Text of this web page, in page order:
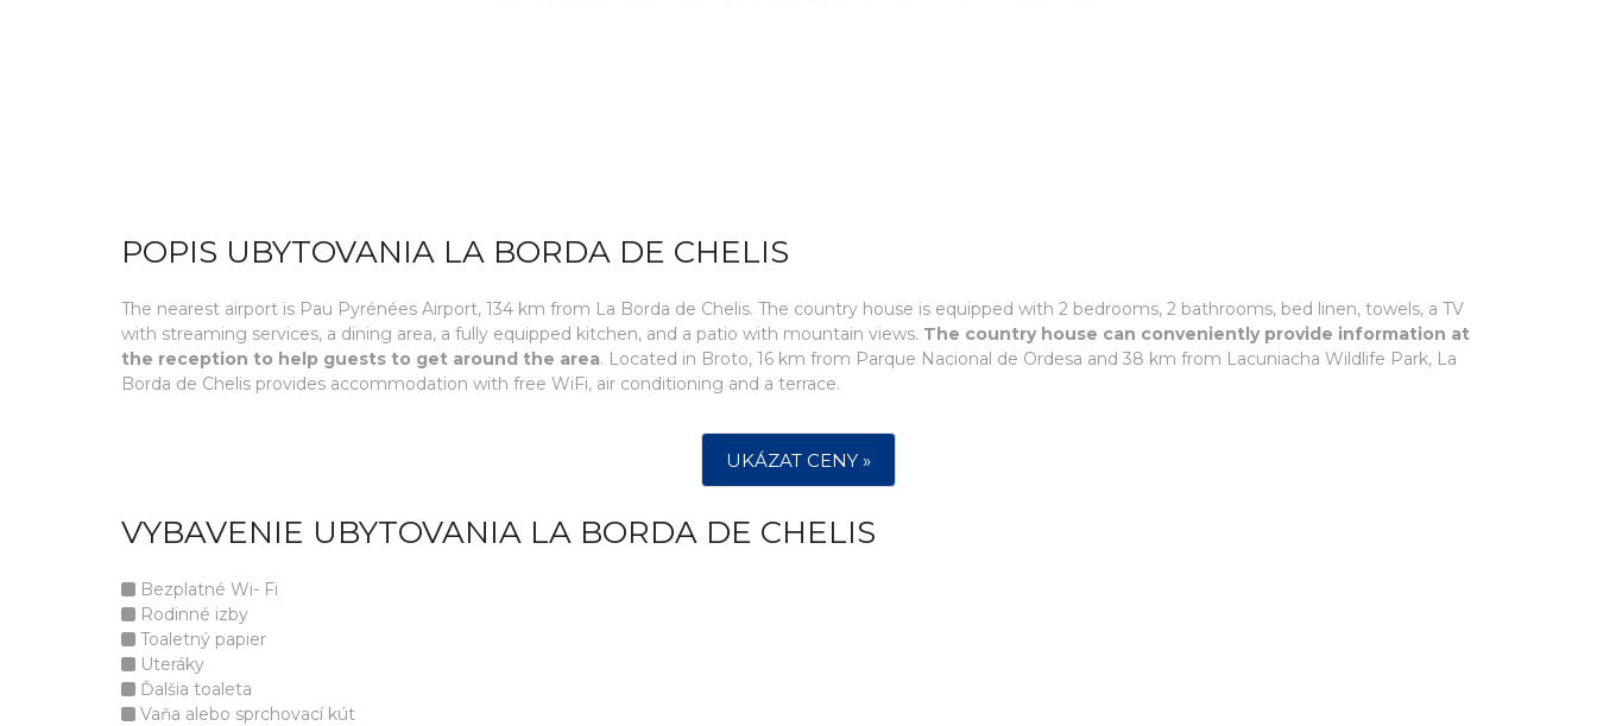
POPIS UBYTOVANIA LA BORDA DE CHELIS
The nearest airport is Pau Pyrénées Airport, 134 km from La Borda de Chelis. The country house is equipped with 2 bedrooms, 2 bathrooms, bed linen, towels, a TV
with streaming services, a dining area, a fully equipped kitchen, and a patio with mountain views. The country house can conveniently provide information at
the reception to help guests to get around the area. Located in Broto, 16 km from Parque Nacional de Ordesa and 38 km from Lacuniacha Wildlife Park, La
Borda de Chelis provides accommodation with free WiFi, air conditioning and a terrace.
UKÁZAT CENY »
VYBAVENIE UBYTOVANIA LA BORDA DE CHELIS
Bezplatné Wi- Fi
Rodinné izby
Toaletný papier
Uteráky
Ďalšia toaleta
Vaňa alebo sprchovací kút